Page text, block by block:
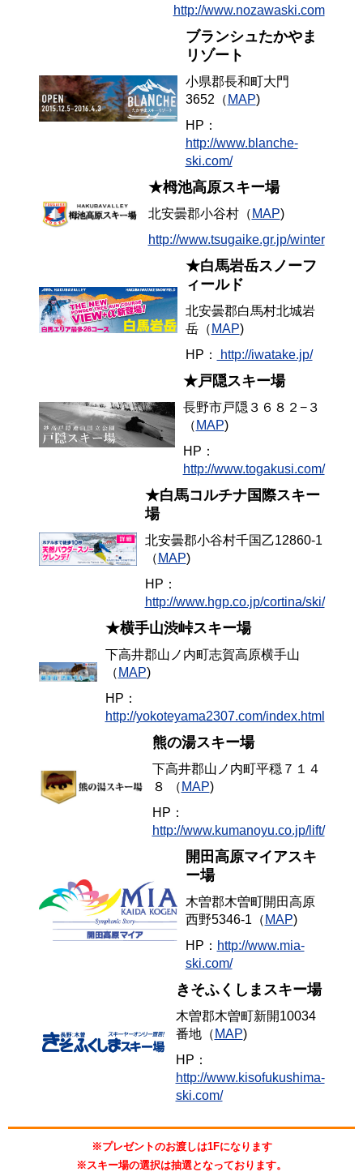
http://www.nozawaski.com
ブランシュたかやま
リゾート
小県郡長和町大門
3652（ MAP)
HP：
http://www.blanche-
ski.com/
★栂池高原スキー場
北安曇郡小谷村（ MAP)
http://www.tsugaike.gr.jp/winter
★白馬岩岳スノーフ
ィールド
北安曇郡白馬村北城岩
岳（ MAP)
HP：
http://iwatake.jp/
★戸隠スキー場
長野市戸隠３６８２−３
（ MAP)
HP：
http://www.togakusi.com/
★白馬コルチナ国際スキー
場
北安曇郡小谷村千国乙12860-1
（ MAP)
HP：
http://www.hgp.co.jp/cortina/ski/
★横手山渋峠スキー場
下高井郡山ノ内町志賀高原横手山
（ MAP)
HP：
http://yokoteyama2307.com/index.html
熊の湯スキー場
下高井郡山ノ内町平穏７１４
８ （ MAP)
HP：
http://www.kumanoyu.co.jp/lift/
開田高原マイアスキ
ー場
木曽郡木曽町開田高原
西野5346-1（ MAP)
HP： http://www.mia-
ski.com/
きそふくしまスキー場
木曽郡木曽町新開10034
番地（ MAP)
HP：
http://www.kisofukushima-
ski.com/
※プレゼントのお渡しは1Fになります
※スキー場の選択は抽選となっております。